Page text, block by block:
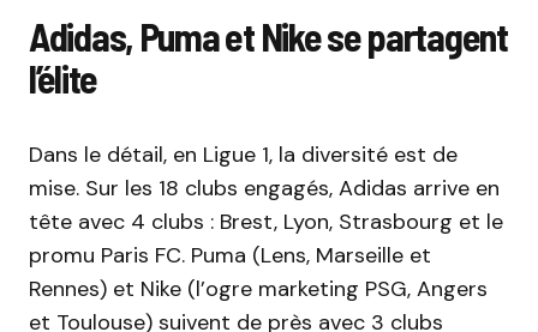
Adidas, Puma et Nike se partagent
l’élite
Dans le détail, en Ligue 1, la diversité est de
mise. Sur les 18 clubs engagés, Adidas arrive en
tête avec 4 clubs : Brest, Lyon, Strasbourg et le
promu Paris FC. Puma (Lens, Marseille et
Rennes) et Nike (l’ogre marketing PSG, Angers
et Toulouse) suivent de près avec 3 clubs